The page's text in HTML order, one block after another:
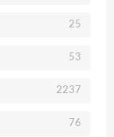
25
53
2237
76